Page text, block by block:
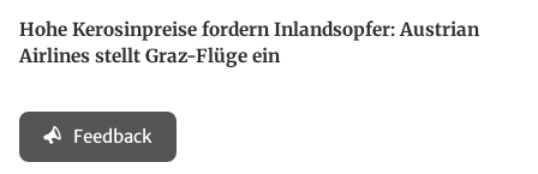
Hohe Kerosinpreise fordern Inlandsopfer: Austrian
Airlines stellt Graz-Flüge ein
Feedback